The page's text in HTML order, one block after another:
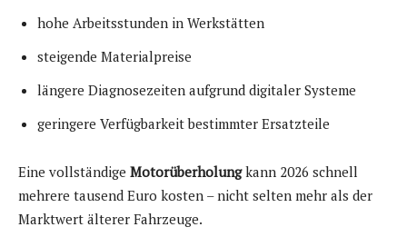
hohe Arbeitsstunden in Werkstätten
steigende Materialpreise
längere Diagnosezeiten aufgrund digitaler Systeme
geringere Verfügbarkeit bestimmter Ersatzteile
Eine vollständige Motorüberholungkann 2026 schnell
mehrere tausend Euro kosten – nicht selten mehr als der
Marktwert älterer Fahrzeuge.